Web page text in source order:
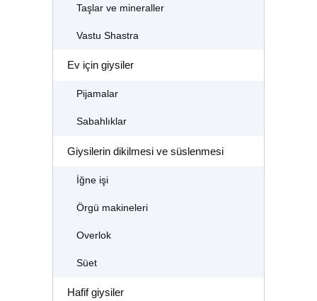
Taşlar ve mineraller
Vastu Shastra
Ev için giysiler
Pijamalar
Sabahlıklar
Giysilerin dikilmesi ve süslenmesi
İğne işi
Örgü makineleri
Overlok
Süet
Hafif giysiler